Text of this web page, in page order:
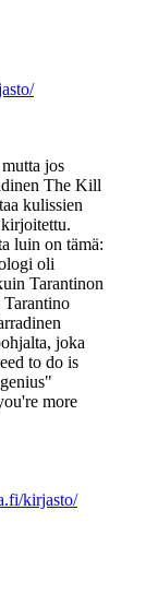
jos
The Kill
kulissien
luin on tämä:
oli
Tarantinon
joka
to do is
more
kirjasto/